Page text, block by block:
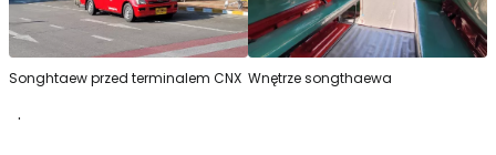
Songhtaew przed terminalem CNX Wnętrze songthaewa
.